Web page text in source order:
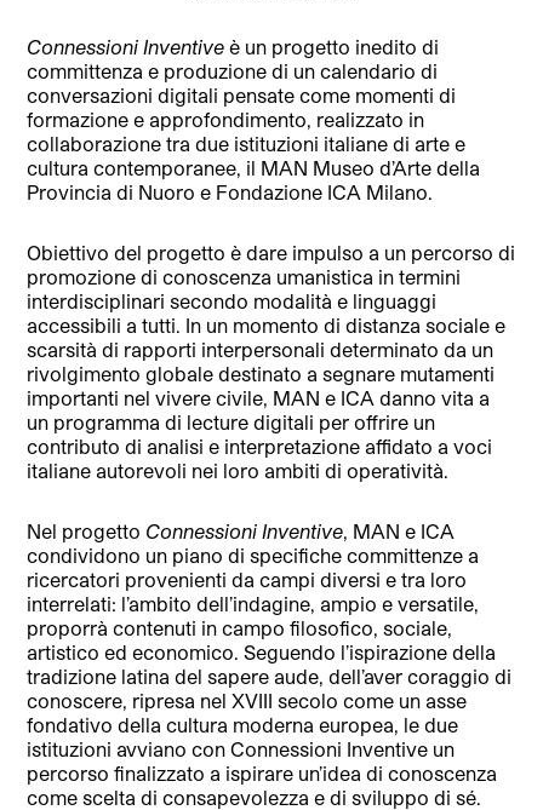
Connessioni Inventive è un progetto inedito di
committenza e produzione di un calendario di
conversazioni digitali pensate come momenti di
formazione e approfondimento, realizzato in
collaborazione tra due istituzioni italiane di arte e
cultura contemporanee, il MAN Museo d’Arte della
Provincia di Nuoro e Fondazione ICA Milano.
Obiettivo del progetto è dare impulso a un percorso di
promozione di conoscenza umanistica in termini
interdisciplinari secondo modalità e linguaggi
accessibili a tutti. In un momento di distanza sociale e
scarsità di rapporti interpersonali determinato da un
rivolgimento globale destinato a segnare mutamenti
importanti nel vivere civile, MAN e ICA danno vita a
un programma di lecture digitali per offrire un
contributo di analisi e interpretazione affidato a voci
italiane autorevoli nei loro ambiti di operatività.
Nel progetto Connessioni Inventive , MAN e ICA
condividono un piano di specifiche committenze a
ricercatori provenienti da campi diversi e tra loro
interrelati: l’ambito dell’indagine, ampio e versatile,
proporrà contenuti in campo filosofico, sociale,
artistico ed economico. Seguendo l’ispirazione della
tradizione latina del sapere aude, dell’aver coraggio di
conoscere, ripresa nel XVIII secolo come un asse
fondativo della cultura moderna europea, le due
istituzioni avviano con Connessioni Inventive un
percorso finalizzato a ispirare un’idea di conoscenza
come scelta di consapevolezza e di sviluppo di sé.